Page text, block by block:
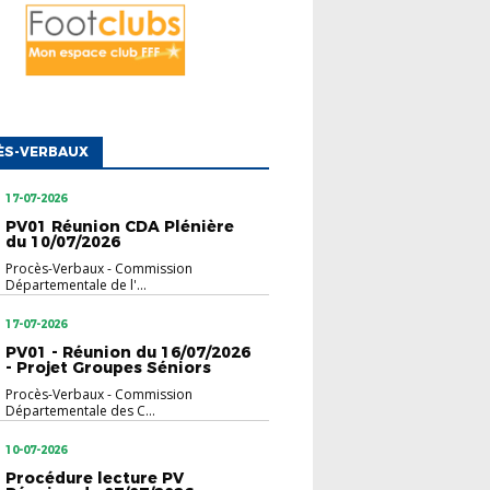
VERBAUX
17-07-2026
PV01 Réunion CDA Plénière
du 10/07/2026
Procès-Verbaux- Commission
Départementale de l'...
17-07-2026
PV01 - Réunion du 16/07/2026
- Projet Groupes Séniors
Procès-Verbaux- Commission
Départementale des C...
10-07-2026
Procédure lecture PV